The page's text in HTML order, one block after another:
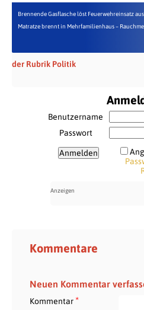
Brennende Gasflasche löst Feuerwehreinsatz aus
Matratze brennt in Mehrfamilienhaus –
der Rubrik Politik
Benutzername
Passwort
Kommentare
Neuen Kommentar
Kommentar*